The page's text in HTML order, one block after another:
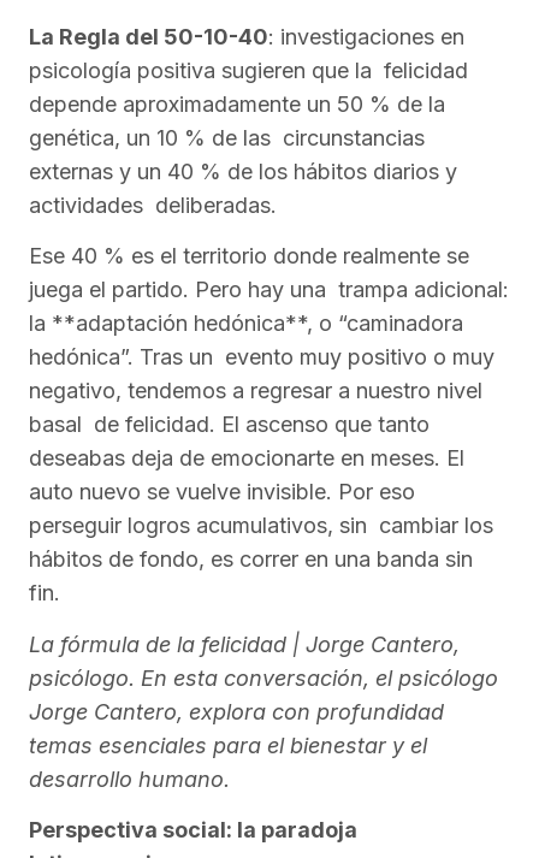
La Regla del 50-10-40: investigaciones en
psicología positiva sugieren que la felicidad
depende aproximadamente un 50 % de la
genética, un 10 % de las circunstancias
externas y un 40 % de los hábitos diarios y
actividades deliberadas.
Ese 40 % es el territorio donde realmente se
juega el partido. Pero hay una trampa adicional:
la **adaptación hedónica**, o “caminadora
hedónica”. Tras un evento muy positivo o muy
negativo, tendemos a regresar a nuestro nivel
basal de felicidad. El ascenso que tanto
deseabas deja de emocionarte en meses. El
auto nuevo se vuelve invisible. Por eso
perseguir logros acumulativos, sin cambiar los
hábitos de fondo, es correr en una banda sin
fin.
La fórmula de la felicidad | Jorge Cantero,
psicólogo. En esta conversación, el psicólogo
Jorge Cantero, explora con profundidad
temas esenciales para el bienestar y el
desarrollo humano.
Perspectiva social: la paradoja